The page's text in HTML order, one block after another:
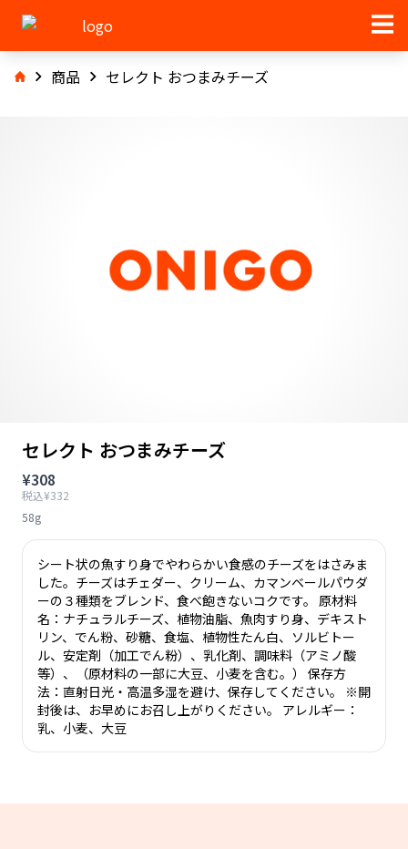
商品 セレクト おつまみチーズ
セレクト おつまみチーズ
¥308
税込¥332
58g
シート状の魚すり身でやわらかい食感のチーズをはさみま
した。チーズはチェダー、クリーム、カマンベールパウダ
ーの３種類をブレンド、食べ飽きないコクです。 原材料
名：ナチュラルチーズ、植物油脂、魚肉すり身、デキスト
リン、でん粉、砂糖、食塩、植物性たん白、ソルビトー
ル、安定剤（加工でん粉）、乳化剤、調味料（アミノ酸
等）、（原材料の一部に大豆、小麦を含む。） 保存方
法：直射日光・高温多湿を避け、保存してください。 ※開
封後は、お早めにお召し上がりください。 アレルギー：
乳、小麦、大豆